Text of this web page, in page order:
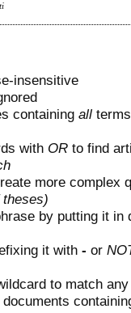
insensitive
containing all
with OR to find
more complex
by putting it
it with - or
to match